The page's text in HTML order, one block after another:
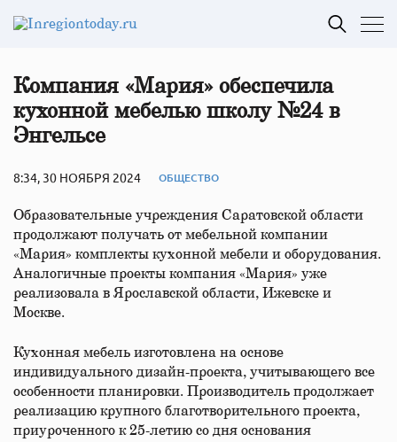
Компания «Мария» обеспечила
кухонной мебелью школу №24 в
Энгельсе
8:34, 30 НОЯБРЯ 2024 ОБЩЕСТВО
Образовательные учреждения Саратовской области
продолжают получать от мебельной компании
«Мария» комплекты кухонной мебели и оборудования.
Аналогичные проекты компания «Мария» уже
реализовала в Ярославской области, Ижевске и
Москве.
Кухонная мебель изготовлена на основе
индивидуального дизайн-проекта, учитывающего все
особенности планировки. Производитель продолжает
реализацию крупного благотворительного проекта,
приуроченного к 25-летию со дня основания